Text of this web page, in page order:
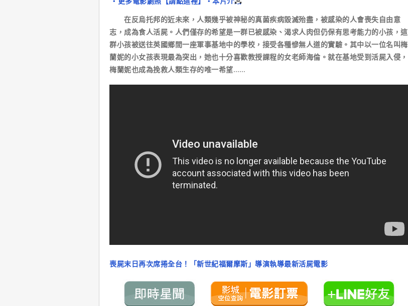
在反烏托邦的近未來，人類幾乎被神秘的真菌疾病毀滅殆盡，被感染的人會喪失自由意
志，成為食人活屍。人們僅存的希望是一群已被感染、渴求人肉但仍保有思考能力的小孩，這
群小孩被送往英國鄉間一座軍事基地中的學校，接受各種慘無人道的實驗。其中以一位名叫梅
蘭妮的小女孩表現最為突出，她也十分喜歡教授課程的女老師海倫。就在基地受到活屍入侵，
梅蘭妮也成為挽救人類生存的唯一希望……
喪屍末日再次席捲全台！「新世紀福爾摩斯」導演執導最新活屍電影